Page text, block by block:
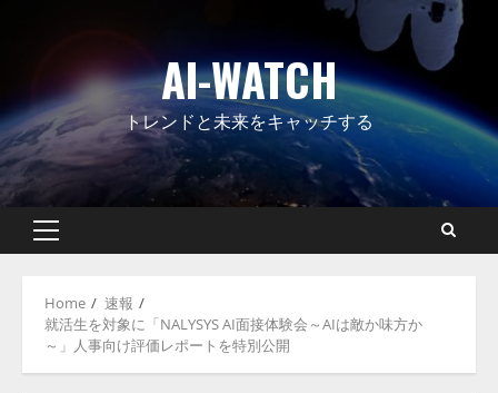
AI-WATCH
トレンドと未来をキャッチする
Primary
Home
速報
就活生を対象に「NALYSYS AI面接体験会～AIは敵か味方か
～」人事向け評価レポートを特別公開